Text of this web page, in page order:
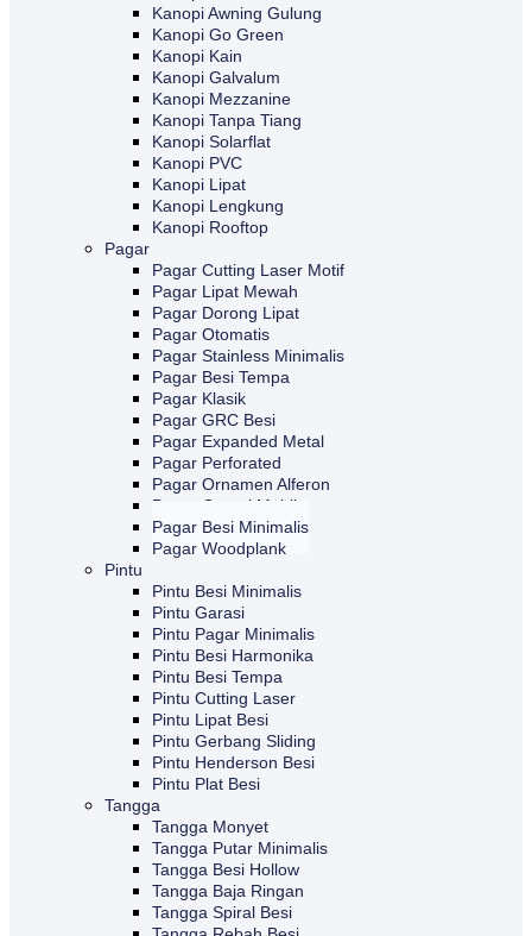
Kanopi Awning Gulung
Kanopi Go Green
Kanopi Kain
Kanopi Galvalum
Kanopi Mezzanine
Kanopi Tanpa Tiang
Kanopi Solarflat
Kanopi PVC
Kanopi Lipat
Kanopi Lengkung
Kanopi Rooftop
Pagar
Pagar Cutting Laser Motif
Pagar Lipat Mewah
Pagar Dorong Lipat
Pagar Otomatis
Pagar Stainless Minimalis
Pagar Besi Tempa
Pagar Klasik
Pagar GRC Besi
Pagar Expanded Metal
Pagar Perforated
Pagar Ornamen Alferon
Pagar Garasi Mobil
Pagar Besi Minimalis
Pagar Woodplank
Pintu
Pintu Besi Minimalis
Pintu Garasi
Pintu Pagar Minimalis
Pintu Besi Harmonika
Pintu Besi Tempa
Pintu Cutting Laser
Pintu Lipat Besi
Pintu Gerbang Sliding
Pintu Henderson Besi
Pintu Plat Besi
Tangga
Tangga Monyet
Tangga Putar Minimalis
Tangga Besi Hollow
Tangga Baja Ringan
Tangga Spiral Besi